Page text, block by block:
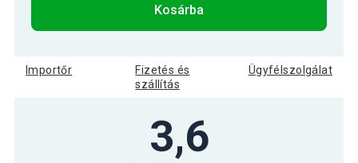
Kosárba
Importőr
Fizetés és
szállítás
Ügyfélszolgálat
3,6